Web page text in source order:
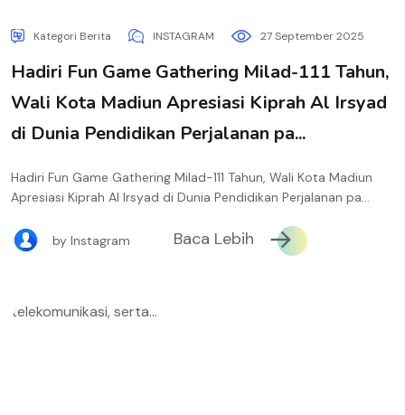
Kategori Berita INSTAGRAM 27 September 2025
Hadiri Fun Game Gathering Milad-111 Tahun,
Wali Kota Madiun Apresiasi Kiprah Al Irsyad
di Dunia Pendidikan Perjalanan pa...
Hadiri Fun Game Gathering Milad-111 Tahun, Wali Kota Madiun
Apresiasi Kiprah Al Irsyad di Dunia Pendidikan Perjalanan pa...
by Instagram Baca Lebih